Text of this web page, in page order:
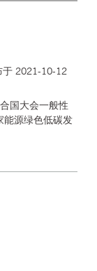
于 2021-10-12
国大会一般性
能源绿色低碳发